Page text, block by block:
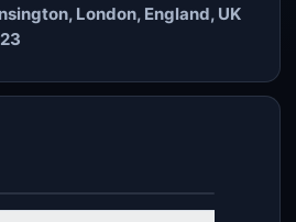
London, England, UK